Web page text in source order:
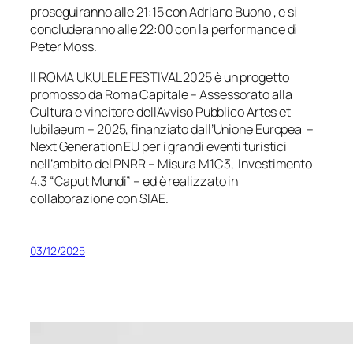
proseguiranno alle 21:15 con Adriano Buono , e si
concluderanno alle 22:00 con la performance di
Peter Moss.
Il ROMA UKULELE FESTIVAL 2025 è un progetto
promosso da Roma Capitale – Assessorato alla
Cultura e vincitore dell’Avviso Pubblico Artes et
Iubilaeum – 2025, finanziato dall’Unione Europea –
Next Generation EU per i grandi eventi turistici
nell’ambito del PNRR – Misura M1C3, Investimento
4.3 “Caput Mundi” – ed è realizzato in
collaborazione con SIAE.
03/12/2025